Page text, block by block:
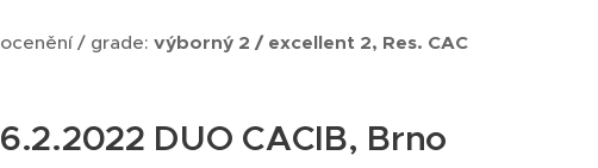
ocenění / grade: výborný 2 / excellent 2, Res. CAC
6.2.2022 DUO CACIB, Brno